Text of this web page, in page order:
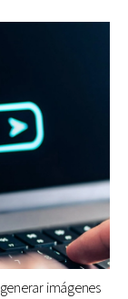
imágenes